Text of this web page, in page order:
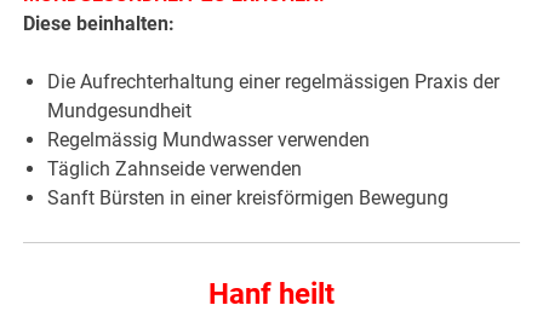
Diese beinhalten:
Die Aufrechterhaltung einer regelmässigen Praxis der
Mundgesundheit
Regelmässig Mundwasser verwenden
Täglich Zahnseide verwenden
Sanft Bürsten in einer kreisförmigen Bewegung
Hanf heilt